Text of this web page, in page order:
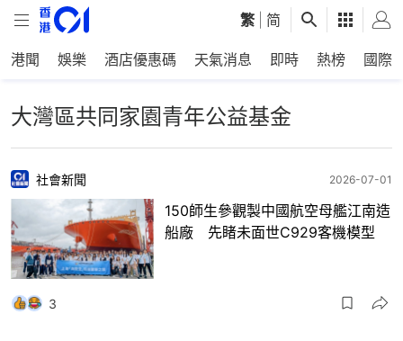
繁 简
港聞 娛樂 酒店優惠碼 天氣消息 即時 熱榜 國際
大灣區共同家園青年公益基金
社會新聞 2026-07-01
150師生參觀製中國航空母艦江南造
船廠 先睹未面世C929客機模型
3